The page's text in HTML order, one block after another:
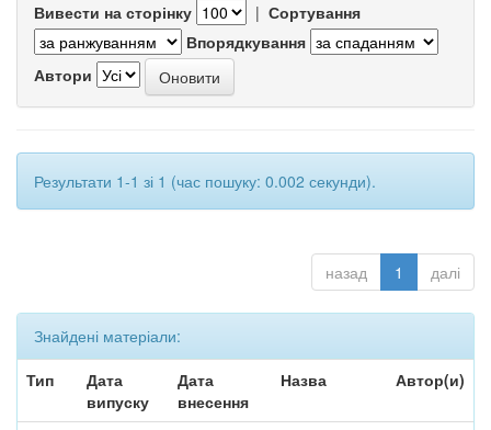
Вивести на сторінку | Сортування
Впорядкування
Автори
Результати 1-1 зі 1 (час пошуку: 0.002 секунди).
назад 1 далі
Знайдені матеріали:
Тип
Дата
випуску
Дата
внесення
Назва Автор(и)